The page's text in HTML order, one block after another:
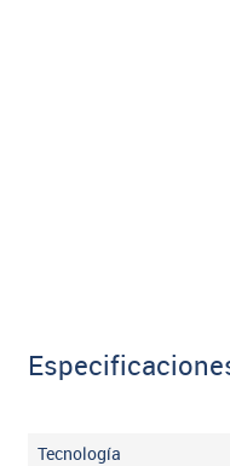
Tecnología